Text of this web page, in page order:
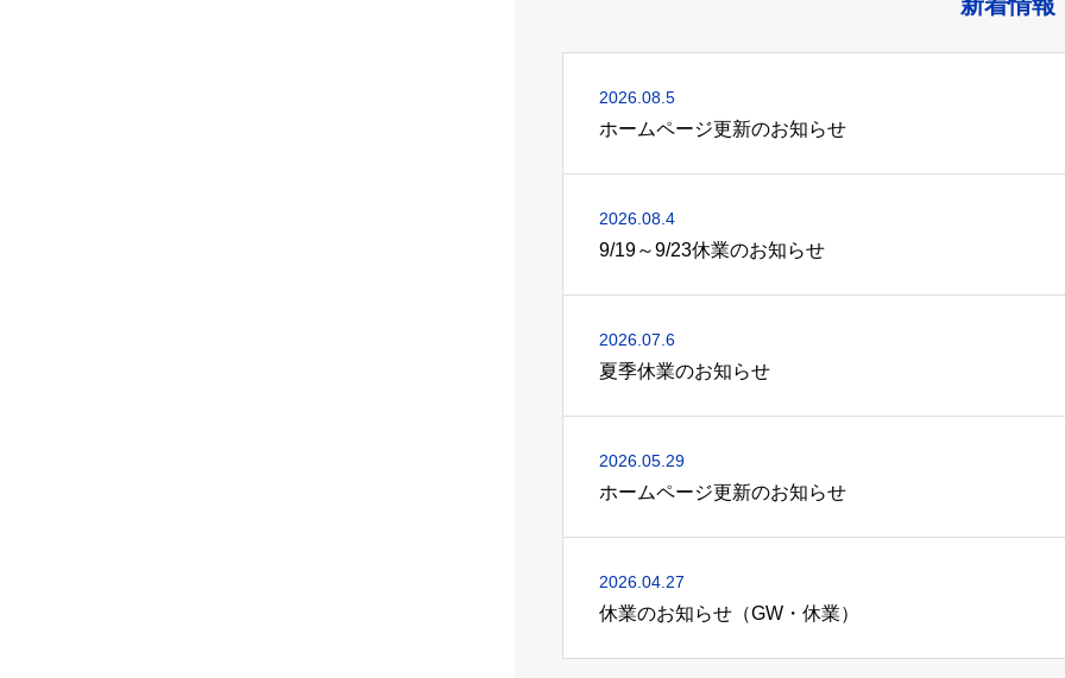
2026.08.5
ホームページ更新のお知らせ
2026.08.4
9/19～9/23休業のお知らせ
2026.07.6
夏季休業のお知らせ
2026.05.29
ホームページ更新のお知らせ
2026.04.27
休業のお知らせ（GW・休業）